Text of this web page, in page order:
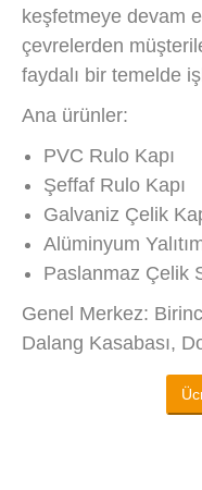
keşfetmeye devam
çevrelerden
faydalı bir temelde
Ana ürünler:
PVC Rulo Kapı
Şeffaf Rulo Kapı
Galvaniz Çelik
Alüminyum
Paslanmaz Çelik
Genel Merkez:
Dalang Kasabası,